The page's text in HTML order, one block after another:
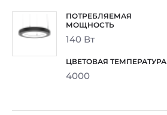
140 Вт
4000